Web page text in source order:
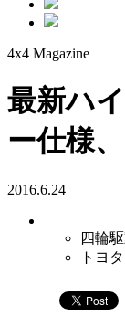
4x4 Magazine
最新ハ
ー仕様
2016.6.24
四輪
トヨタ